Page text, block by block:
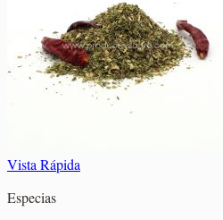
hasta
12,90€
Vista Rápida
Especias